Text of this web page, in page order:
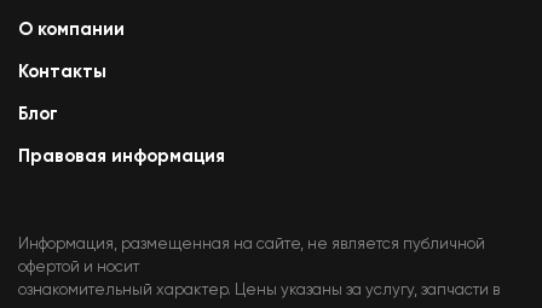
О компании
Контакты
Блог
Правовая информация
Информация, размещенная на сайте, не является публичной
офертой и носит
ознакомительный характер. Цены указаны за услугу, запчасти в